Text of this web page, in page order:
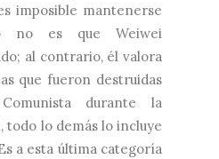
imposible mantenerse
no es que Weiwei
al contrario, él valora
que fueron destruidas
durante la
todo lo demás lo incluye
a esta última categoría